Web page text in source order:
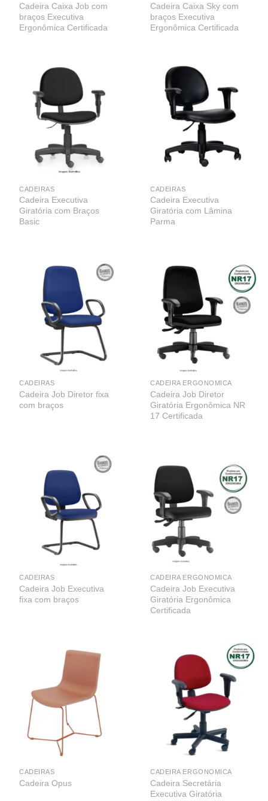
Cadeira Caixa Job com
braços Executiva
Ergonômica Certificada
Cadeira Caixa Sky com
braços Executiva
Ergonômica Certificada
CADEIRAS
Cadeira Executiva
Giratória com Braços
Basic
CADEIRAS
Cadeira Executiva
Giratória com Lâmina
Parma
CADEIRAS
Cadeira Job Diretor fixa
com braços
CADEIRA ERGONOMICA
Cadeira Job Diretor
Giratória Ergonômica NR
17 Certificada
CADEIRAS
Cadeira Job Executiva
fixa com braços
CADEIRA ERGONOMICA
Cadeira Job Executiva
Giratória Ergonômica
Certificada
CADEIRAS
Cadeira Opus
CADEIRA ERGONOMICA
Cadeira Secretária
Executiva Giratória